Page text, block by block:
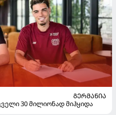
ᲒᲔᲠᲛᲐᲜᲘᲐ
30 მილიონად მიჰყიდა